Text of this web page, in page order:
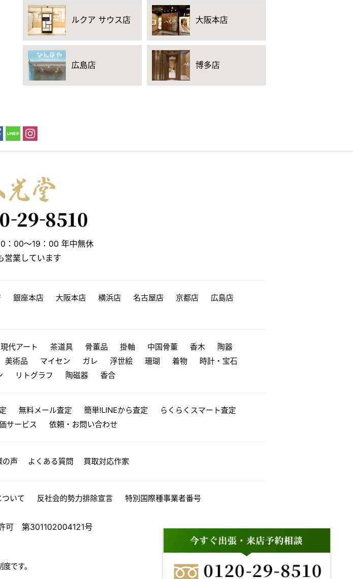
ルクア サウス店 大阪本店
広島店 博多店
：00～19：00 年中無休
営業しています
銀座本店 大阪本店 横浜店 名古屋店 京都店
広島店
現代アート 茶道具 骨董品 掛軸 中国骨董 香木
陶器
美術品 マイセン ガレ 浮世絵 珊瑚 着物
時計・宝石
リトグラフ 陶磁器 香合
無料メール査定 簡単!LINEから査定
らくらくスマート査定
サービス 依頼・お問い合わせ
の声 よくある質問 買取対応作家
いて 反社会的勢力排除宣言 特別国際種事業者番号
可 第301102004121号
です。